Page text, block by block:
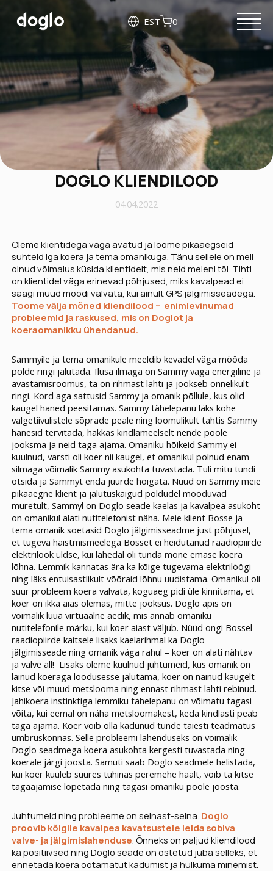
EST 0
DOGLO KLIENDILOOD
04.04.2022
Oleme klientidega väga avatud ja loome pikaaegseid
suhteid iga koera ja tema omanikuga. Tänu sellele on meil
olnud võimalus küsida klientidelt, mis neid meieni tõi. Tihti
on klientidel väga erinevad põhjused, miks kavalpead ei
saagi muud moodi valvata, kui ainult GPS jälgimisseadega.
Toome välja mõned kliendilood – enimlevinumad
probleemid ja raskused, mis on Doglot ja
koeraomanikku ühendanud.
Sammyile ja tema omanikule meeldib kevadel väga mööda
põlde ringi jalutada. Ilusa ilmaga on Sammy väga energiline ja
avastamisrõõmus, ta on rihmast lahti ja jookseb õnnelikult
ringi. Kord aga sattusid Sammy ja omanik põllule, kus olid
kaugel haned peesitamas. Sammy tähelepanu läks kohe
valgetiivulistele sõprade peale ning loomulikult tahtis Sammy
hanesid tervitada, hakkas kindlameelselt nende poole
jooksma ja neid taga ajama. Omaniku hõikeid Sammy ei
kuulnud, varsti oli koer nii kaugel, et omanikul polnud enam
silmaga võimalik Sammy asukohta tuvastada. Tuli mitu tundi
otsida ja Sammyt enda juurde hõigata. Nüüd on Sammy meie
pikaaegne klient ja jalutuskäigud põldudel mööduvad
muretult, Sammyl on Doglo seade kaelas ja kavalpea asukoht
on omanikul alati nutitelefonist näha. Meie klient Bosse ja
tema omanik soetasid Doglo jälgimisseadme just põhjusel,
et tugeva haistmismeelega Bosset ei heidutanud raadiopiirde
elektrilöök üldse, kui lähedal oli tunda mõne emase koera
lõhna. Lemmik kannatas ära ka kõige tugevama elektrilöögi
ning läks entuisastlikult võõraid lõhnu uudistama. Omanikul oli
suur probleem koera valvata, koguaeg pidi üle kinnitama, et
koer on ikka aias olemas, mitte jooksus. Doglo äpis on
võimalik luua virtuaalne aedik, mis annab omaniku
nutitelefonile märku, kui koer aiast väljub. Nüüd ongi Bossel
raadiopiirde kaitsele lisaks kaelarihmal ka Doglo
jälgimisseade ning omanik väga rahul – koer on alati nähtav
ja valve all! Lisaks oleme kuulnud juhtumeid, kus omanik on
läinud koeraga loodusesse jalutama, koer on näinud kaugelt
kitse või muud metslooma ning ennast rihmast lahti rebinud.
Jahikoera instinktiga lemmiku tähelepanu on võimatu tagasi
võita, kui eemal on näha metsloomakest, keda kindlasti peab
taga ajama. Koer võib olla kadunud tunde täiesti teadmatus
ümbruskonnas. Selle probleemi lahenduseks on võimalik
Doglo seadmega koera asukohta kergesti tuvastada ning
koerale järgi joosta. Samuti saab Doglo seadmele helistada,
kui koer kuuleb suures tuhinas peremehe häält, võib ta kitse
tagaajamise lõpetada ning tagasi omaniku poole joosta.
Juhtumeid ning probleeme on seinast-seina. Doglo
proovib kõigile kavalpea kavatsustele leida sobiva
valve- ja jälgimislahenduse . Õnneks on paljud kliendilood
ka positiivsed ning Doglo seade on ostetud juba selleks, et
ennetada koera ootamatut kadumist ja hulkuma minemist.